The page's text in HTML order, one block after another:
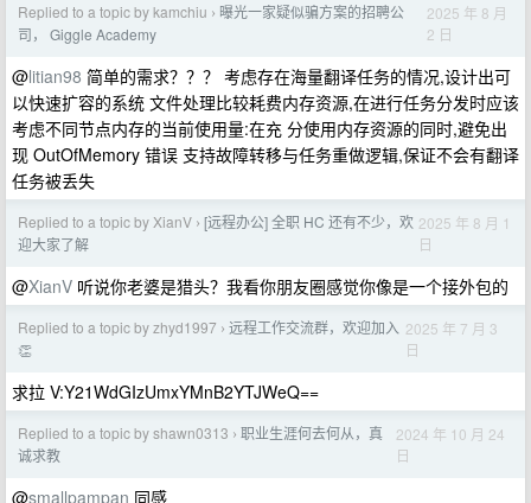
Replied to a topic by kamchiu › 曝光一家疑似骗方案的招聘公
司， Giggle Academy
2025 年 8 月
2 日
@litian98 简单的需求？？？ 考虑存在海量翻译任务的情况,设计出可
以快速扩容的系统 文件处理比较耗费内存资源,在进行任务分发时应该
考虑不同节点内存的当前使用量:在充 分使用内存资源的同时,避免出
现 OutOfMemory 错误 支持故障转移与任务重做逻辑,保证不会有翻译
任务被丢失
Replied to a topic by XianV › [远程办公] 全职 HC 还有不少，欢
迎大家了解
2025 年 8 月 1
日
@XianV 听说你老婆是猎头？我看你朋友圈感觉你像是一个接外包的
Replied to a topic by zhyd1997 › 远程工作交流群，欢迎加入
👏
2025 年 7 月 3
日
求拉 V:Y21WdGIzUmxYMnB2YTJWeQ==
Replied to a topic by shawn0313 › 职业生涯何去何从，真
诚求教
2024 年 10 月 24
日
@smallpampan 同感